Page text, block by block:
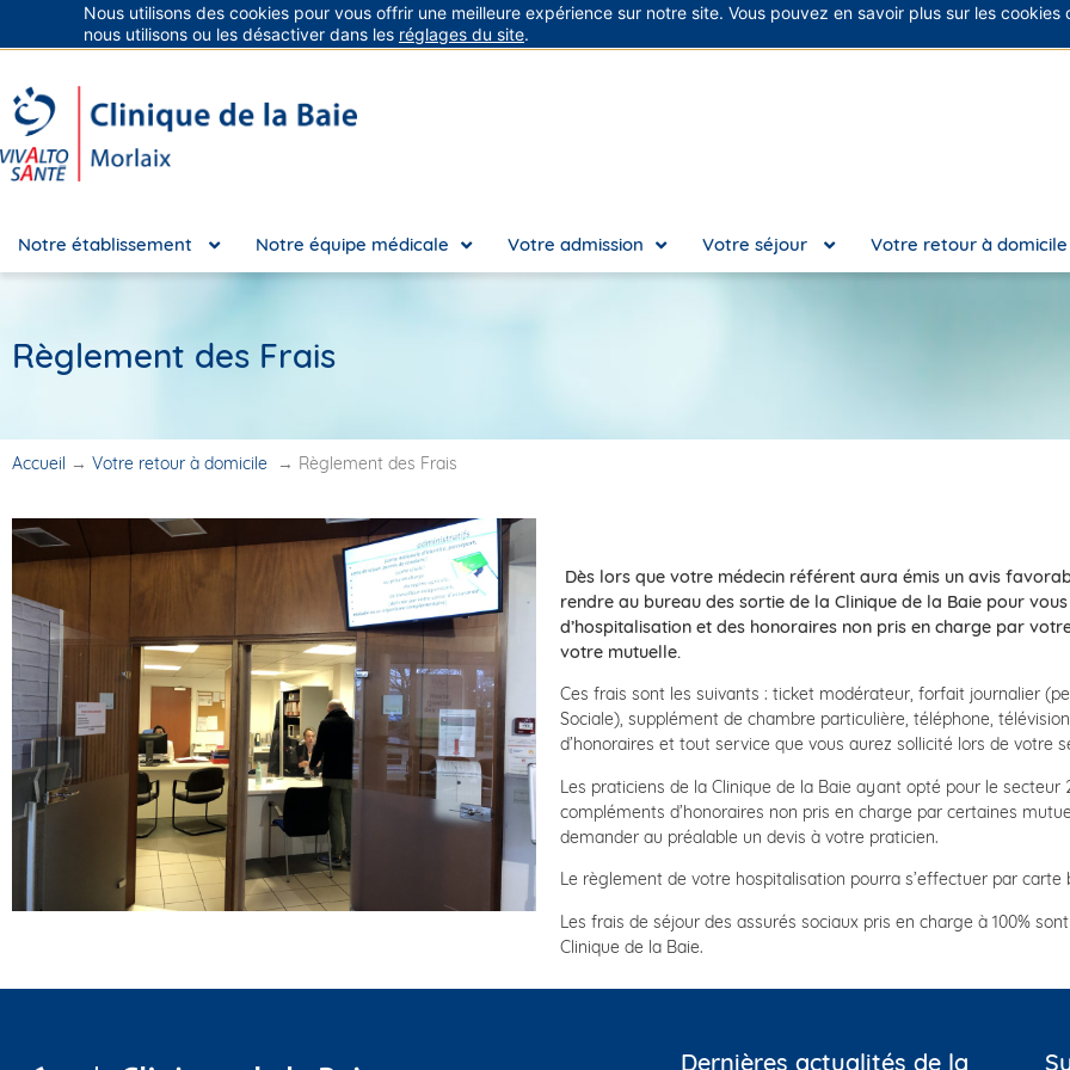
Groupe Vivalto Santé Entre nous, la vie
Notre établissement Notre équipe médicale Votre admission Votre séjour Votre retour à domicile
Règlement des Frais
Accueil → Votre retour à domicile → Règlement des Frais
Dès lors que votre médecin référent aura émis un avis
rendre au bureau des sortie de la Clinique de la Baie pour
d’hospitalisation et des honoraires non pris en charge par
votre mutuelle.
Ces frais sont les suivants : ticket modérateur, forfait journalier
Sociale), supplément de chambre particulière, téléphone,
d’honoraires et tout service que vous aurez sollicité lors de votre
Les praticiens de la Clinique de la Baie ayant opté pour le secteur
compléments d’honoraires non pris en charge par certaines
demander au préalable un devis à votre praticien.
Le règlement de votre hospitalisation pourra s’effectuer par carte
Les frais de séjour des assurés sociaux pris en charge à 100%
Clinique de la Baie.
Dernières actualités de la
Nous utilisons des cookies pour vous offrir une meilleure expérience sur notre site. Vous pouvez en savoir plus sur les cookies
nous utilisons ou les désactiver dans les réglages du site.